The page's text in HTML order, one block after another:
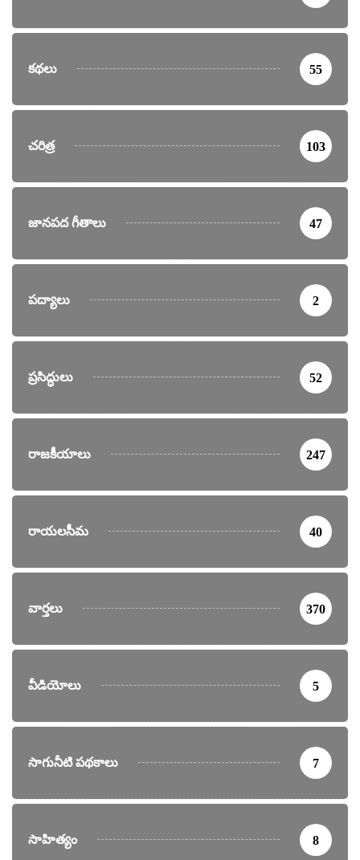
కథలు 55
చరిత్ర 103
జానపద గీతాలు 47
పద్యాలు 2
ప్రసిద్ధులు 52
రాజకీయాలు 247
రాయలసీమ 40
వార్తలు 370
వీడియోలు 5
సాగునీటి పథకాలు 7
సాహిత్యం 8